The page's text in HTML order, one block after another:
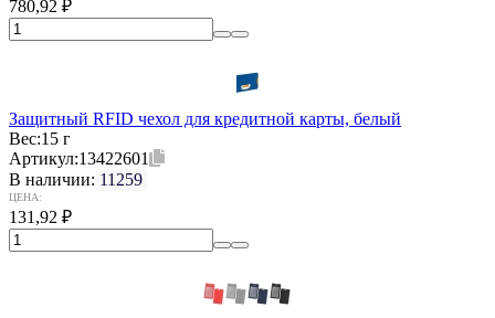
780,92 ₽
Защитный RFID чехол для кредитной карты, белый
Вес:15 г
Артикул:13422601
В наличии: 11259
ЦЕНА:
131,92 ₽